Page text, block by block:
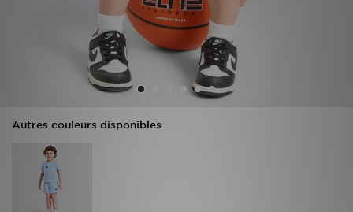
Autres couleurs disponibles
Télécharge l'Appli